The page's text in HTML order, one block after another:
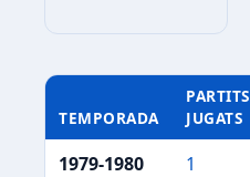
TEMPORADA
PARTITS
JUGATS
1979-1980 1